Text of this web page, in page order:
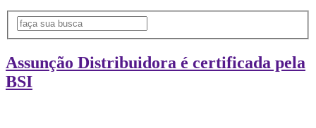
Assunção Distribuidora é certificada pela
BSI